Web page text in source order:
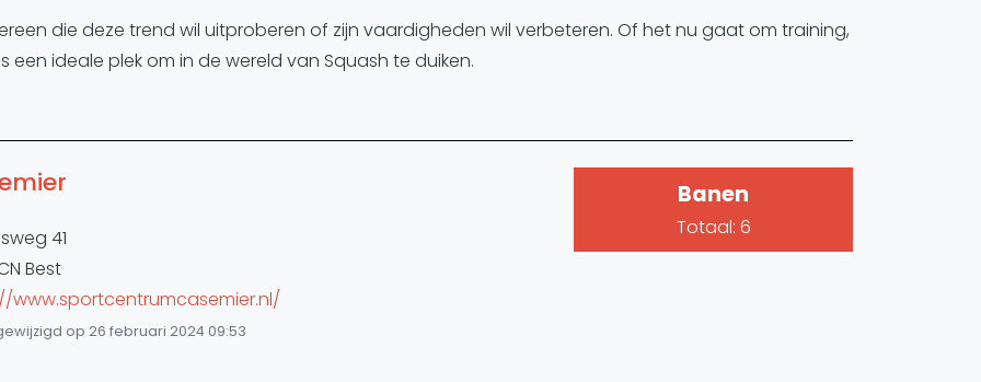
die deze trend wil uitproberen of zijn vaardigheden wil verbeteren. Of het nu gaat om training,
ideale plek om in de wereld van Squash te duiken.
41
Best
www.sportcentrumcasemier.nl/
gewijzigd op 26 februari 2024 09:53
Banen
Totaal: 6